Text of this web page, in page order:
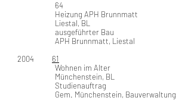
64
Heizung APH Brunnmatt
Liestal, BL
ausgeführter Bau
APH Brunnmatt, Liestal
2004 61
Wohnen im Alter
Münchenstein, BL
Studienauftrag
Gem. Münchenstein, Bauverwaltung